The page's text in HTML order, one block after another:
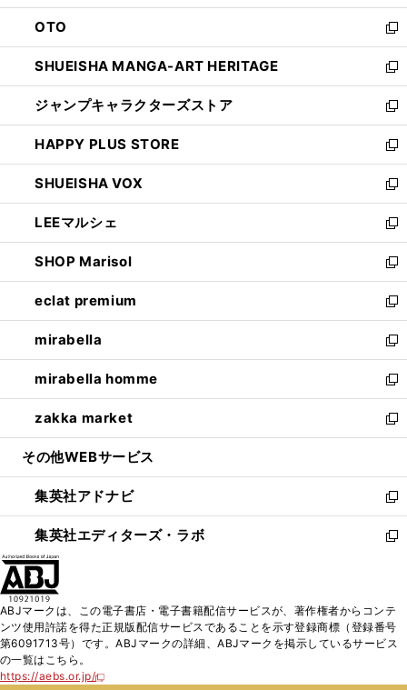
ウ
で
開
く
ン
ド
ウ
で
開
く
OTO
新
し
い
ウ
ィ
ン
ド
ウ
で
開
く
SHUEISHA MANGA-ART HERITAGE
新
し
い
ウ
ィ
ン
ド
ウ
で
開
く
ジャンプキャラクターズストア
新
し
い
ウ
ィ
ン
ド
ウ
で
開
く
HAPPY PLUS STORE
新
し
い
ウ
ィ
ン
ド
ウ
で
開
く
SHUEISHA VOX
新
し
い
ウ
ィ
ン
ド
ウ
で
開
く
LEEマルシェ
新
し
い
ウ
ィ
ン
ド
ウ
で
開
く
SHOP Marisol
新
し
い
ウ
ィ
ン
ド
ウ
で
開
eclat premium
新
し
い
ウ
ィ
ン
ド
ウ
開
く
mirabella
新
し
い
ウ
ィ
ン
ウ
で
開
く
mirabella homme
新
し
い
ウ
ン
ド
ウ
で
zakka market
新
し
ウ
ィ
ン
ド
く
その他WEBサービス
集英社アドナビ
新
し
い
ド
ウ
で
集英社エディターズ・ラボ
新
ィ
ン
ABJマークは、この電子書店・電子書籍配信サービスが、著作権者からコンテ
ンツ使用許諾を得た正規版配信サービスであることを示す登録商標（登録番号
第6091713号）です。ABJマークの詳細、ABJマークを掲示しているサービス
の一覧はこちら。
https://aebs.or.jp/
新